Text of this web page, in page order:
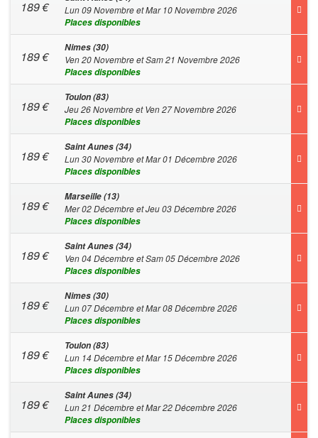
189€
Lun 09 Novembre et Mar 10 Novembre 2026
Places disponibles
189€
Nimes (30)
Ven 20 Novembre et Sam 21 Novembre 2026
Places disponibles
189€
Toulon (83)
Jeu 26 Novembre et Ven 27 Novembre 2026
Places disponibles
189€
Saint Aunes (34)
Lun 30 Novembre et Mar 01 Décembre 2026
Places disponibles
189€
Marseille (13)
Mer 02 Décembre et Jeu 03 Décembre 2026
Places disponibles
189€
Saint Aunes (34)
Ven 04 Décembre et Sam 05 Décembre 2026
Places disponibles
189€
Nimes (30)
Lun 07 Décembre et Mar 08 Décembre 2026
Places disponibles
189€
Toulon (83)
Lun 14 Décembre et Mar 15 Décembre 2026
Places disponibles
189€
Saint Aunes (34)
Lun 21 Décembre et Mar 22 Décembre 2026
Places disponibles